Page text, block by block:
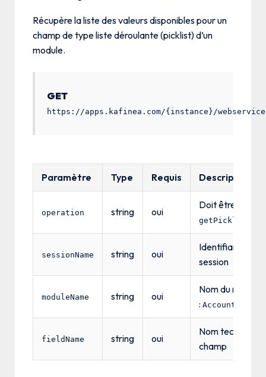
Récupère la liste des valeurs disponibles pour un
champ de type liste déroulante (picklist) d’un
module.
GET
https://apps.kafinea.com/{instance}/
Paramètre Type Requis Description
operation string oui
Doit être
sessionName string oui
Identifiant de
session
moduleName string oui
Nom du module
: Accounts
fieldName string oui
Nom technique
champ